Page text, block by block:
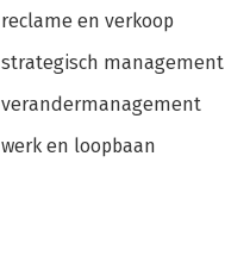
reclame en verkoop
strategisch management
verandermanagement
werk en loopbaan